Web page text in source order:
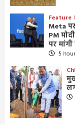
Feature
Meta
PM
पर
5